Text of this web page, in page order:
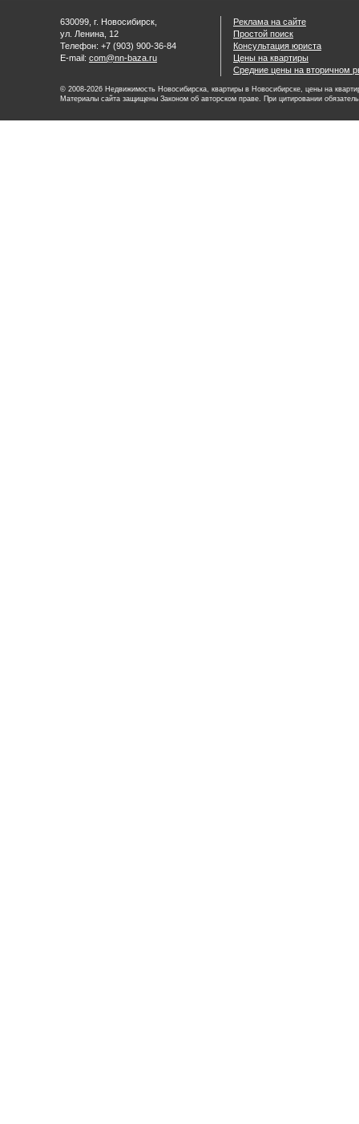
630099, г. Новосибирск,
ул. Ленина, 12
Телефон: +7 (903) 900-36-84
E-mail: com@nn-baza.ru
Реклама на сайте
Простой поиск
Консультация юриста
Цены на квартиры
Средние цены на вторичном
© 2008-2026 Недвижимость Новосибирска, квартиры в Новосибирске, цены на
Материалы сайта защищены Законом об авторском праве. При цитировании